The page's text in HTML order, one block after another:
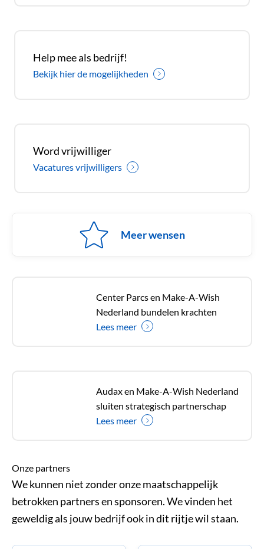
Help mee als bedrijf!
Bekijk hier de mogelijkheden
Word vrijwilliger
Vacatures vrijwilligers
Meer wensen
Center Parcs en Make-A-Wish
Nederland bundelen krachten
Lees meer
Audax en Make-A-Wish Nederland
sluiten strategisch partnerschap
Lees meer
Onze partners
We kunnen niet zonder onze maatschappelijk
betrokken partners en sponsoren. We vinden het
geweldig als jouw bedrijf ook in dit rijtje wil staan.